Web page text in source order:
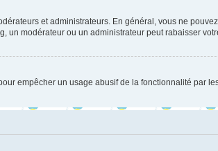
et administrateurs. En général, vous ne
un modérateur ou un administrateur peut rabaisser
empêcher un usage abusif de la fonctionnalité par